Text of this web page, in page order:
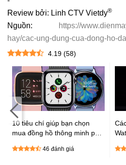
Review bởi: Linh CTV Vietdy®
Nguồn:
https://
hay/cac-ung-dung-cua-dong-ho-
4.19 (58)
10 tiêu chí giúp bạn chọn
mua đồng hồ thông minh phù
46 đánh giá